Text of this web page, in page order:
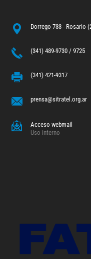
Dorrego 733 - Rosario
(341) 489-9730 / 9725
(341) 421-9317
prensa@sitratel.org.ar
Acceso webmail
Uso interno